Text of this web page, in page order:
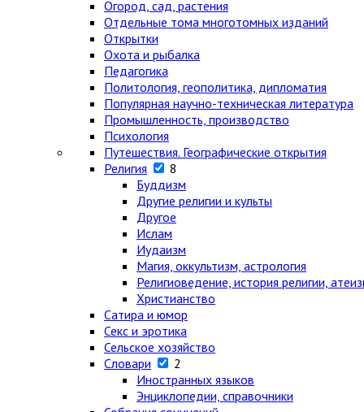
Огород, сад, растения
Отдельные тома многотомных изданий
Открытки
Охота и рыбалка
Педагогика
Политология, геополитика, дипломатия
Популярная научно-техническая литература
Промышленность, производство
Психология
Путешествия. Географические открытия
Религия
8
Буддизм
Другие религии и культы
Другое
Ислам
Иудаизм
Магия, оккультизм, астрология
Религиоведение, история религии,
Христианство
Сатира и юмор
Секс и эротика
Сельское хозяйство
Словари
2
Иностранных языков
Энциклопедии, справочники